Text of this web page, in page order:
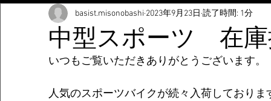
中型スポーツ 在庫
basist.misonobashi 2023年9月23日 読了時間: 1分
いつもご覧いただきありがとうございます。
人気のスポーツバイクが続々入荷しており